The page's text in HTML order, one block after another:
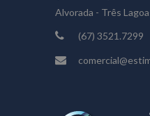
Alvorada - Três
(67) 3521.7299